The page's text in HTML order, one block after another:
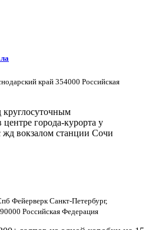
край 354000 Российская
города-курорта у
жд вокзалом станции Сочи
Фейерверк Санкт-Петербург,
Российская Федерация